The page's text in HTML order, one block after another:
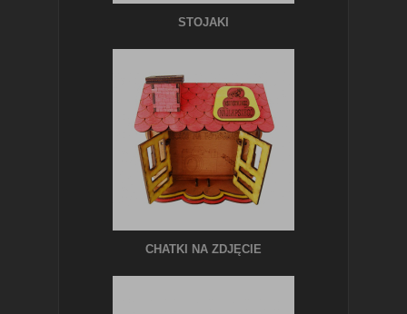
STOJAKI
CHATKI NA ZDJĘCIE